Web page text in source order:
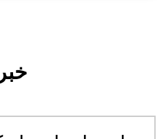
خبر